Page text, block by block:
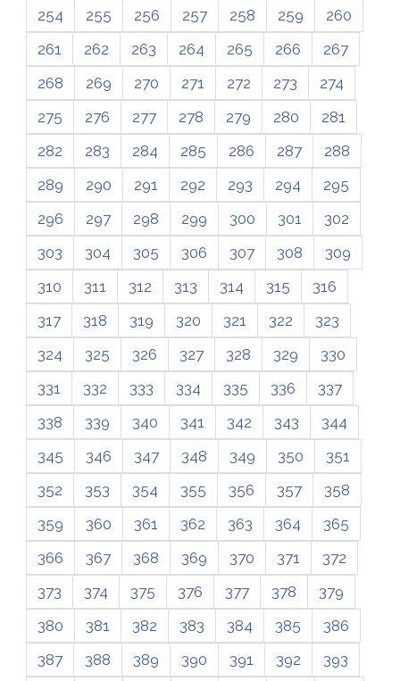
254
255 256 257 258 259
260
261
262 263 264 265 266
267
268
269 270 271 272 273
274
275
276 277 278 279 280
281
282
283 284 285 286 287
288
289
290 291 292 293 294
295
296
297 298 299 300 301
302
303
304 305 306 307 308
309
310
311 312 313 314 315
316
317
318 319 320 321 322
323
324
325 326 327 328 329
330
331
332 333 334 335 336
337
338
339 340 341 342 343
344
345
346 347 348 349 350
351
352
353 354 355 356 357
358
359
360 361 362 363 364
365
366
367 368 369 370 371
372
373
374 375 376 377 378
379
380
381 382 383 384 385
386
387
388 389 390 391 392 393